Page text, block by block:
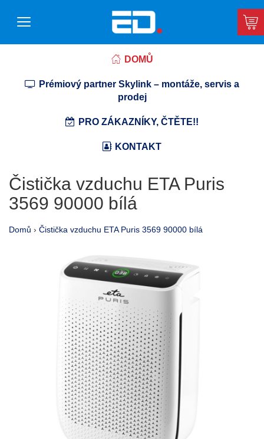
DOMŮ
Prémiový partner Skylink – montáže, servis a
prodej
PRO ZÁKAZNÍKY, ČTĚTE!!
KONTAKT
Čistička vzduchu ETA Puris
3569 90000 bílá
Domů › Čistička vzduchu ETA Puris 3569 90000 bílá